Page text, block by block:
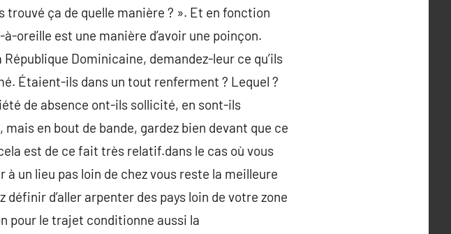
trouvé ça de quelle manière ? ». Et en fonction
oreille est une manière d’avoir une poinçon.
Dominicaine, demandez-leur ce qu’ils
Étaient-ils dans un tout renferment ? Lequel ?
de absence ont-ils sollicité, en sont-ils
en bout de bande, gardez bien devant que ce
est de ce fait très relatif.dans le cas où vous
un lieu pas loin de chez vous reste la meilleure
d’aller arpenter des pays loin de votre zone
pour le trajet conditionne aussi la